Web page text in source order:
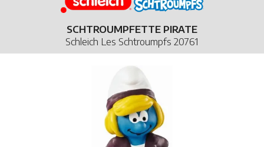
SCHTROUMPFETTE PIRATE
Schleich Les Schtroumpfs 20761